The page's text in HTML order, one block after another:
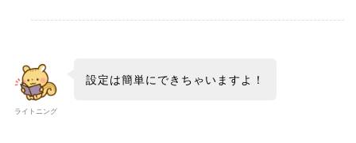
ライトニング
設定は簡単にできちゃいますよ！